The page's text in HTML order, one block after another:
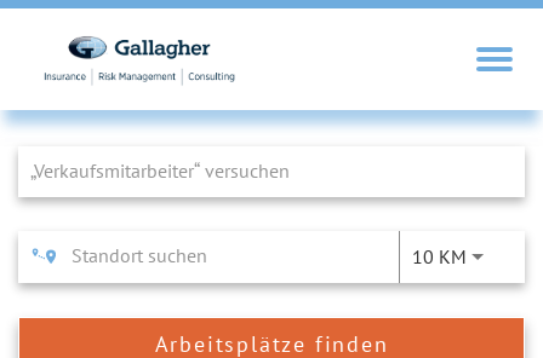
Job Search Page
10 KM
Arbeitsplätze finden